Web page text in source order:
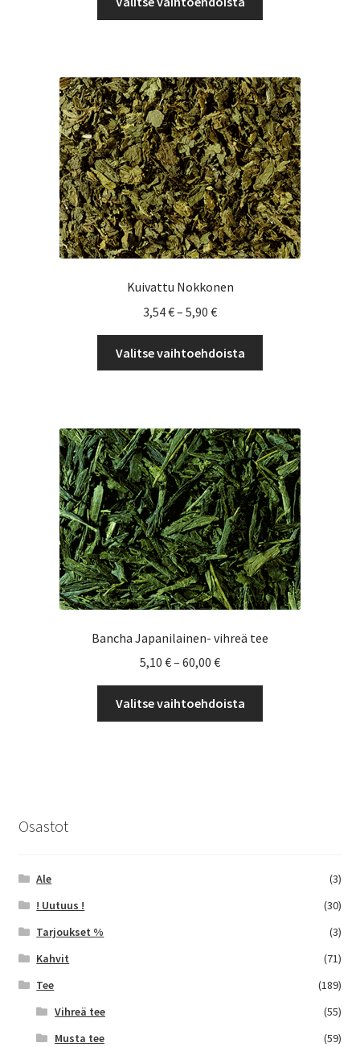
7,90 €
Voit
tehdä
valinnat
tuotteen
sivulla.
Kuivattu Nokkonen
3,54€– 5,90 €Hintaluokka:
-
5,90 €
Valitse vaihtoehdoista
Voit
tehdä
valinnat
tuotteen
sivulla.
Bancha Japanilainen- vihreä tee
5,10 €– 60,00 €Hintaluokka:
5,10 €
-
60,00 €
Valitse vaihtoehdoista
Osastot
Ale
(3)
! Uutuus !
(30)
Tarjoukset %
(3)
Kahvit
(71)
Tee
(189)
Vihreä tee
(55)
Musta tee
(59)